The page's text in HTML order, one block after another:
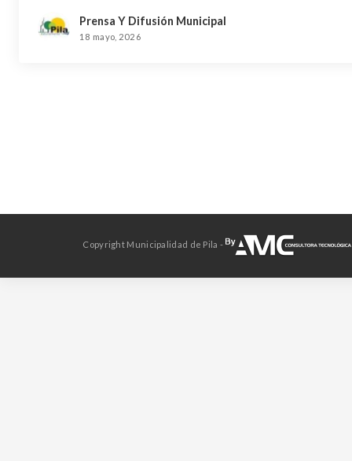
Prensa Y Difusión Municipal
18 mayo, 2026
Copyright Municipalidad de Pila -